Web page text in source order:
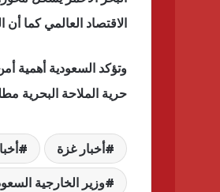
الاقتصاد العالمي كما
وتؤكد السعودية أهمية
حرية الملاحة البحرية
أخبار غزة
وزير الخارجية